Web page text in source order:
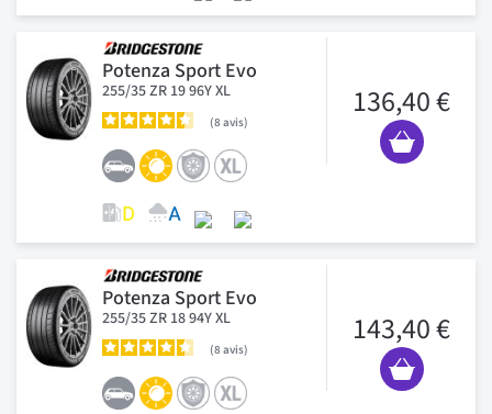
Potenza Sport Evo
255/35 ZR 19 96Y XL
8 avis
136,40 €
Potenza Sport Evo
255/35 ZR 18 94Y XL
8 avis
143,40 €